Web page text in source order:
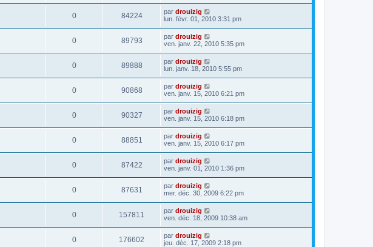
0 84224 par drouizig
lun. févr. 01, 2010 3:31 pm
0 89793 par drouizig
ven. janv. 22, 2010 5:35 pm
0 89888 par drouizig
lun. janv. 18, 2010 5:55 pm
0 90868 par drouizig
ven. janv. 15, 2010 6:21 pm
0 90327 par drouizig
ven. janv. 15, 2010 6:18 pm
0 88851 par drouizig
ven. janv. 15, 2010 6:17 pm
0 87422 par drouizig
ven. janv. 01, 2010 1:36 pm
0 87631 par drouizig
mer. déc. 30, 2009 6:22 pm
0 157811 par drouizig
ven. déc. 18, 2009 10:38 am
0 176602 par drouizig
jeu. déc. 17, 2009 2:18 pm